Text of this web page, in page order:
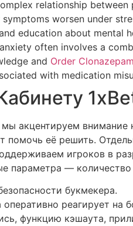
relationship between
worsen under
education about mental
often involves a
and Order
with medication
акцентируем
помочь её решить.
игроков в
параметра — количество
букмекера.
реагирует на
функцию кэшаута,